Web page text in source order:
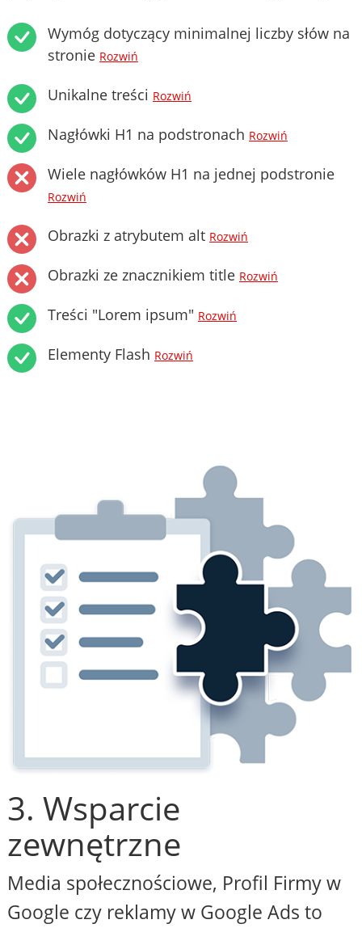
Wymóg dotyczący minimalnej liczby słów na
stronie Rozwiń
Unikalne treści Rozwiń
Nagłówki H1 na podstronach Rozwiń
Wiele nagłówków H1 na jednej podstronie
Rozwiń
Obrazki z atrybutem alt Rozwiń
Obrazki ze znacznikiem title Rozwiń
Treści "Lorem ipsum" Rozwiń
Elementy Flash Rozwiń
3. Wsparcie
zewnętrzne
Media społecznościowe, Profil Firmy w
Google czy reklamy w Google Ads to